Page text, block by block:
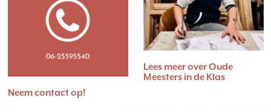
Neem contact op!
Lees meer over Oude
Meesters in de Klas